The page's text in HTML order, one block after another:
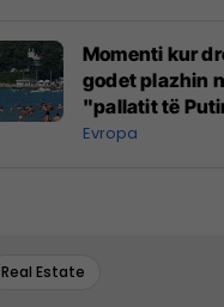
Momenti kur
godet plazhin
"pallatit të
Evropa
Real Estate